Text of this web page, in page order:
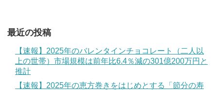
最近の投稿
【速報】2025年のバレンタインチョコレート（二人以
上の世帯）市場規模は前年比6.4％減の301億200万円と
推計
【速報】2025年の恵方巻きをはじめとする「節分の寿